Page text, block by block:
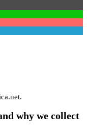
why we collect